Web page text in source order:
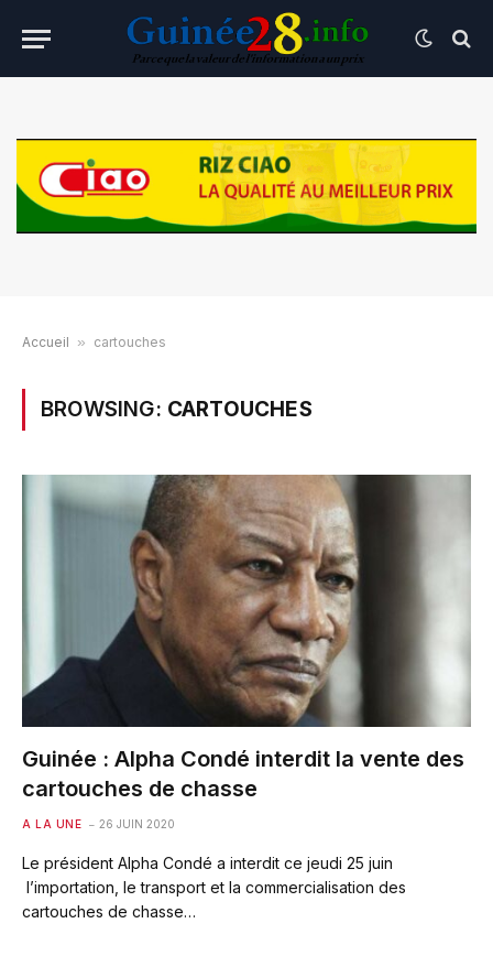
Accueil » cartouches
BROWSING: CARTOUCHES
Guinée : Alpha Condé interdit la vente des
cartouches de chasse
A LA UNE 26 JUIN 2020
Le président Alpha Condé a interdit ce jeudi 25 juin
l’importation, le transport et la commercialisation des
cartouches de chasse…